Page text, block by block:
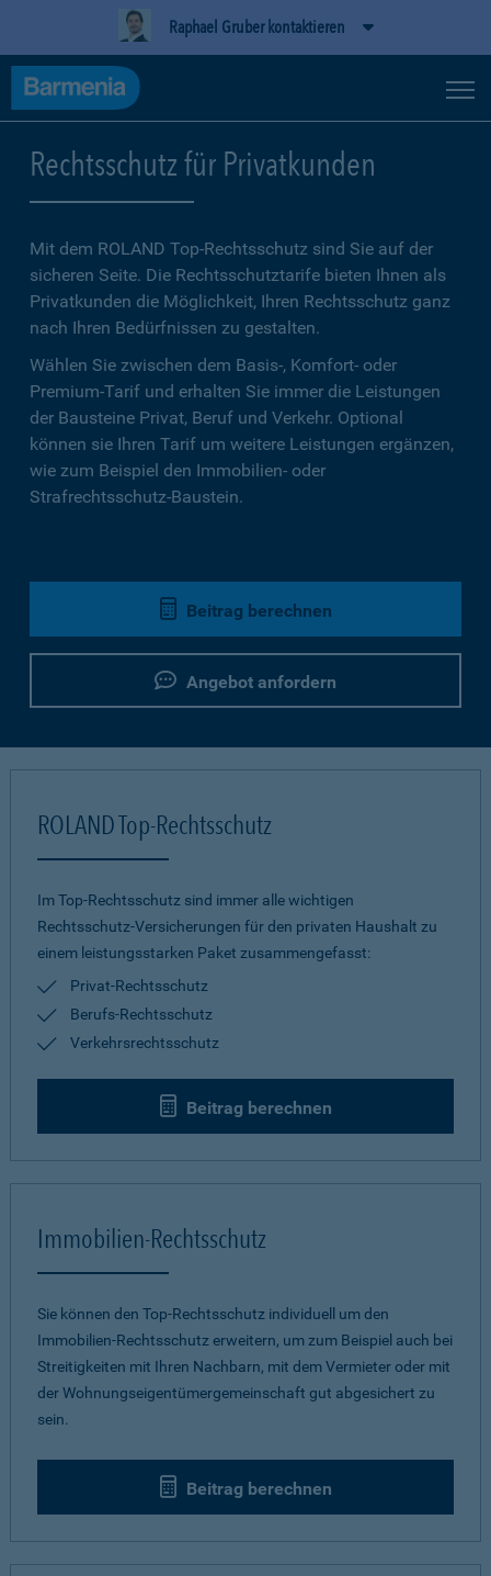
Raphael Gruber kontaktieren
Rechtsschutz für Privatkunden
Mit dem ROLAND Top-Rechtsschutz sind Sie auf der
sicheren Seite. Die Rechtsschutztarife bieten Ihnen als
Privatkunden die Möglichkeit, Ihren Rechtsschutz ganz
nach Ihren Bedürfnissen zu gestalten.
Wählen Sie zwischen dem Basis-, Komfort- oder
Premium-Tarif und erhalten Sie immer die Leistungen
der Bausteine Privat, Beruf und Verkehr. Optional
können sie Ihren Tarif um weitere Leistungen ergänzen,
wie zum Beispiel den Immobilien- oder
Strafrechtsschutz-Baustein.
Beitrag berechnen
Angebot anfordern
ROLAND Top-Rechtsschutz
Im Top-Rechtsschutz sind immer alle wichtigen
Rechtsschutz-Versicherungen für den privaten Haushalt zu
einem leistungsstarken Paket zusammengefasst:
Privat-Rechtsschutz
Berufs-Rechtsschutz
Verkehrsrechtsschutz
Beitrag berechnen
Immobilien-Rechtsschutz
Sie können den Top-Rechtsschutz individuell um den
Immobilien-Rechtsschutz erweitern, um zum Beispiel auch bei
Streitigkeiten mit Ihren Nachbarn, mit dem Vermieter oder mit
der Wohnungseigentümergemeinschaft gut abgesichert zu
sein.
Beitrag berechnen